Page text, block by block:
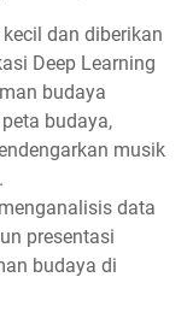
dan diberikan
Deep Learning
budaya
budaya,
musik
data
presentasi
budaya di